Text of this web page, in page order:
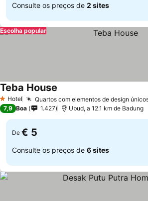
Consulte os preços de 2 sites
Escolha popular
1 Estrelas
Hotel Quartos com elementos de design
Teba House
7,9 Boa 1.427 Ubud, a 12.1 km de Badung
De € 5
Consulte os preços de 6 sites